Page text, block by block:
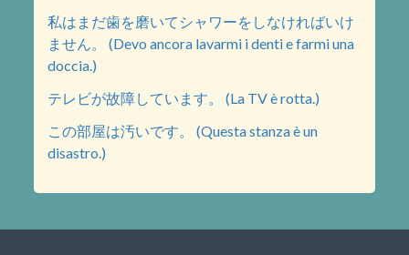
私はまだ歯を磨いてシャワーをしなければいけ
ません。 (Devo ancora lavarmi i denti e farmi una
doccia.)
テレビが故障しています。 (La TV è rotta.)
この部屋は汚いです。 (Questa stanza è un
disastro.)